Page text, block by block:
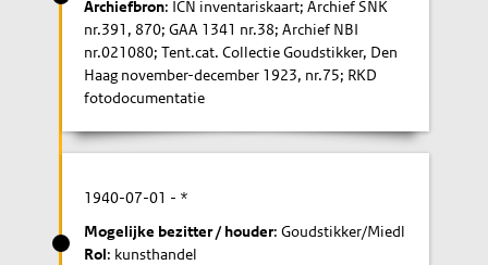
Archiefbron: ICN inventariskaart; Archief SNK
nr.391, 870; GAA 1341 nr.38; Archief NBI
nr.021080; Tent.cat. Collectie Goudstikker, Den
Haag november-december 1923, nr.75; RKD
fotodocumentatie
1940-07-01 - *
Mogelijke bezitter / houder: Goudstikker/Miedl
Rol: kunsthandel